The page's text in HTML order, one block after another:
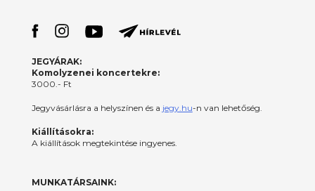
JEGYÁRAK:
Komolyzenei koncertekre:
3000.- Ft
Jegyvásárlásra a helyszínen és a jegy.hu-n van lehetőség.
Kiállításokra:
A kiállítások megtekintése ingyenes.
MUNKATÁRSAINK: